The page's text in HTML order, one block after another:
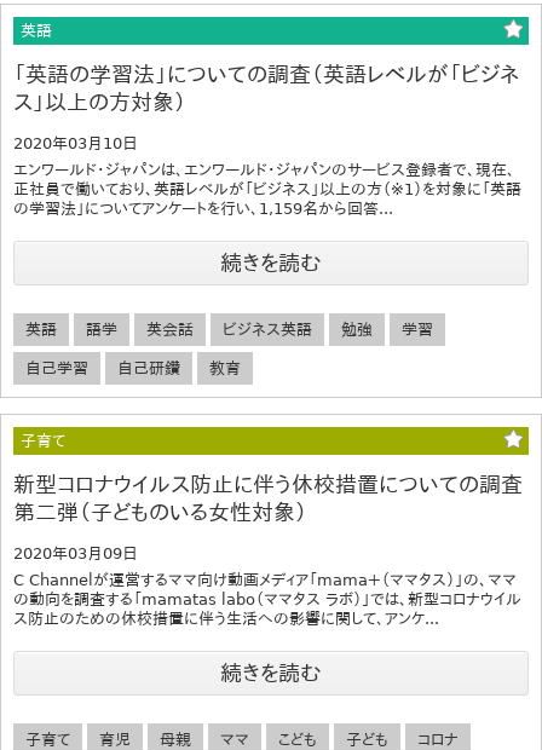
英語
「英語の学習法」についての調査（英語レベルが「ビジネ
ス」以上の方対象）
2020年03月10日
エンワールド・ジャパンは、エンワールド・ジャパンのサービス登録者で、現在、
正社員で働いており、英語レベルが「ビジネス」以上の方（※1）を対象に「英語
の学習法」についてアンケートを行い、1,159名から回答...
続きを読む
英語 語学 英会話 ビジネス英語 勉強 学習
自己学習 自己研鑽 教育
子育て
新型コロナウイルス防止に伴う休校措置についての調査
第二弾（子どものいる女性対象）
2020年03月09日
C Channelが運営するママ向け動画メディア「mama＋（ママタス）」の、ママ
の動向を調査する「mamatas labo（ママタス ラボ）」では、新型コロナウイル
ス防止のための休校措置に伴う生活への影響に関して、アンケ...
続きを読む
子育て 育児 母親 ママ こども 子ども コロナ